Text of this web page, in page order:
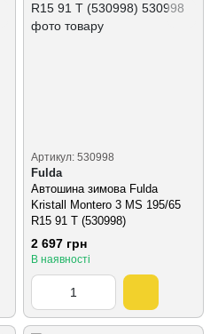
Артикул: 530998
Fulda
Автошина зимова Fulda
Kristall Montero 3 MS 195/65
R15 91 T (530998)
2 697 грн
В наявності